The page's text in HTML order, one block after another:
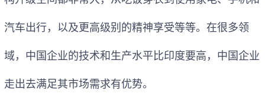
汽车出行，以及更高级别的精神享受等等。在很多领
域，中国企业的技术和生产水平比印度要高，中国企业
走出去满足其市场需求有优势。